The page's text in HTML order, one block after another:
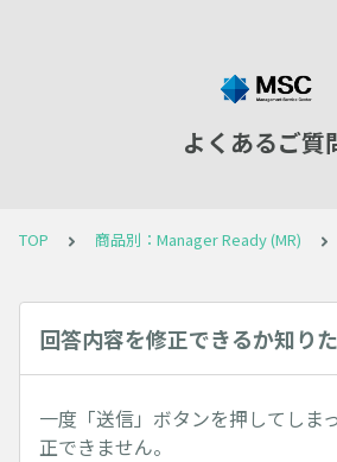
よくあるご質
TOP 商品別：Manager Ready (MR)
回答内容を修正できるか知りた
一度「送信」ボタンを押してしま
正できません。